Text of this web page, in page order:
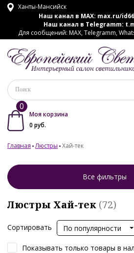
Ханты-Мансийск
Наш канал в MAX: max.ru/
Наш канал в Telegramm:
Для сообщений: MAX, Telegramm,
0
Моя корзина
0 руб.
Главная Люстры Хай-тек
Все фильтры
Люстры Хай-тек (72)
Сортировать По популярности
Показывать только товары в